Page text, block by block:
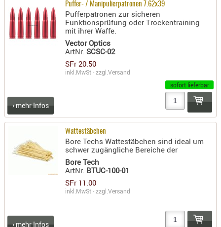
BASEN -
CHASSIS
-
CHASSIS-
RAILS
Puffer- / Manipulierpatronen 7.62x39
Pufferpatronen zur sicheren
Funktionsprüfung oder Trockentraining
mit ihrer Waffe.
Vector Optics
ArtNr.SCSC-02
SFr 20.50
inkl.MwSt - zzgl.Versand
sofort lieferbar
› mehr Infos
Wattestäbchen
Bore Techs Wattestäbchen sind ideal um
schwer zugängliche Bereiche der
Bore Tech
ArtNr. BTUC-100-01
SFr 11.00
inkl.MwSt - zzgl.Versand
› mehr Infos